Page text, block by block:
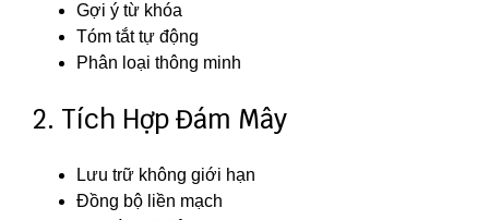
Gợi ý từ khóa
Tóm tắt tự động
Phân loại thông minh
2. Tích Hợp Đám Mây
Lưu trữ không giới hạn
Đồng bộ liền mạch